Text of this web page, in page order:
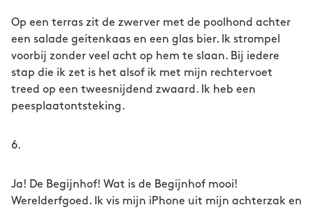
Op een terras zit de zwerver met de poolhond achter
een salade geitenkaas en een glas bier. Ik strompel
voorbij zonder veel acht op hem te slaan. Bij iedere
stap die ik zet is het alsof ik met mijn rechtervoet
treed op een tweesnijdend zwaard. Ik heb een
peesplaatontsteking.
6.
Ja! De Begijnhof! Wat is de Begijnhof mooi!
Werelderfgoed. Ik vis mijn iPhone uit mijn achterzak en